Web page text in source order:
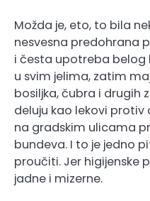
Možda je, eto, to bila
nesvesna predohrana
i česta upotreba belog
u svim jelima, zatim
bosiljka, čubra i drugih
deluju kao lekovi protiv
na gradskim ulicama
bundeva. I to je jedno
proučiti. Jer higijenske
jadne i mizerne.